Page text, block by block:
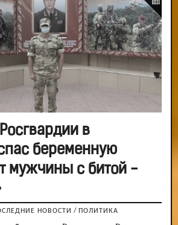
в
беременную
мужчины с битой -
НОВОСТИ / ПОЛИТИКА